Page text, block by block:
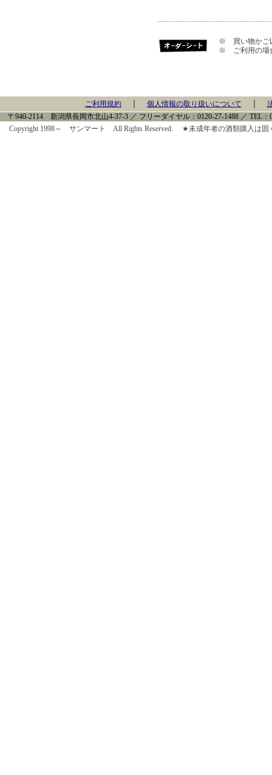
※ 買い物かご
※ ご利用の場
ご利用規約｜ 個人情報の取り扱いについて
〒940-2114 新潟県長岡市北山4-37-3 ／ フリーダイヤル：0120-27-1488 ／ TEL：
Copyright 1998～ サンマート All Rights Reserved. ★未成年者の酒類購入は固